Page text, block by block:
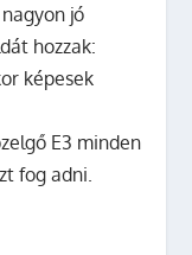
jó
hozzak:
képesek
E3 minden
fog adni.